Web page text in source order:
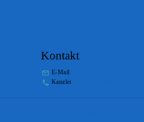
Kontakt
E-Mail
Kanzlei